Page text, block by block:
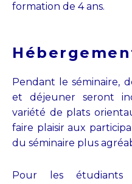
formation de 4 ans.
Pendant le séminaire,
et déjeuner seront
variété de plats
faire plaisir aux
du séminaire plus
Pour les étudiants